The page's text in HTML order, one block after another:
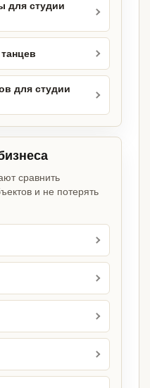
для студии
для студии
сравнить
и не потерять